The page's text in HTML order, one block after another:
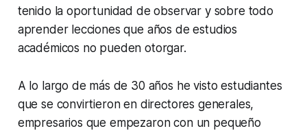
tenido la oportunidad de observar y sobre todo
aprender lecciones que años de estudios
académicos no pueden otorgar.
A lo largo de más de 30 años he visto estudiantes
que se convirtieron en directores generales,
empresarios que empezaron con un pequeño